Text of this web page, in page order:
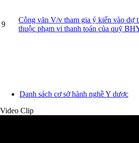
9
Công văn V/v tham gia ý kiến vào dự
thuộc phạm vi thanh toán của quỹ
Danh sách cơ sở hành nghề Y dược
Video Clip